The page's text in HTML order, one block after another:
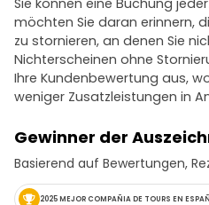
Sie können eine Buchung
möchten Sie daran erinnern,
zu stornieren, an denen Sie
Nichterscheinen ohne
Ihre Kundenbewertung aus,
weniger Zusatzleistungen in
Gewinner der
Basierend auf Bewertungen,
2025 MEJOR COMPAÑIA DE TOURS EN